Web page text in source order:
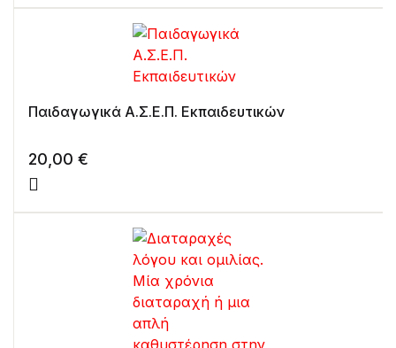
Παιδαγωγικά Α.Σ.Ε.Π. Εκπαιδευτικών
20,00 €